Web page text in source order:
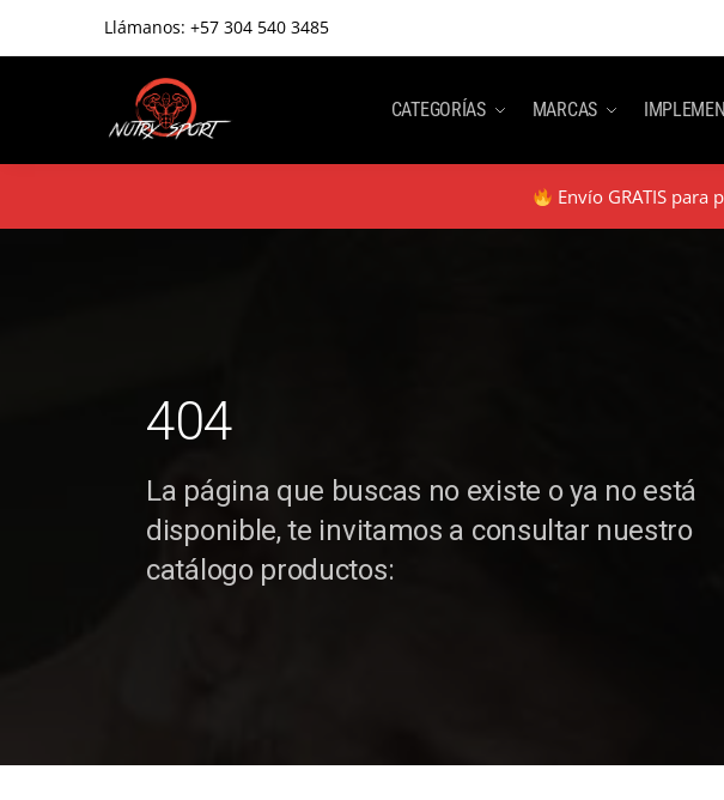
Llámanos: +57 304 540 3485
CATEGORÍAS MARCAS
Envío GRATIS para
404
La página que buscas no existe o ya no está
disponible, te invitamos a consultar nuestro
catálogo productos: